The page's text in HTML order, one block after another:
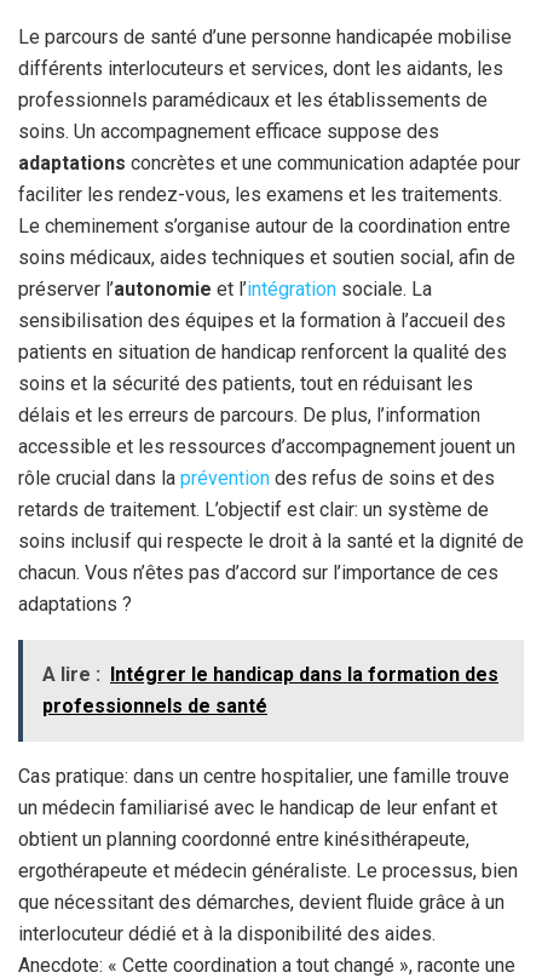
Le parcours de santé d’une personne handicapée mobilise
différents interlocuteurs et services, dont les aidants, les
professionnels paramédicaux et les établissements de
soins. Un accompagnement efficace suppose des
adaptations concrètes et une communication adaptée pour
faciliter les rendez-vous, les examens et les traitements.
Le cheminement s’organise autour de la coordination entre
soins médicaux, aides techniques et soutien social, afin de
préserver l’autonomie et l’intégration sociale. La
sensibilisation des équipes et la formation à l’accueil des
patients en situation de handicap renforcent la qualité des
soins et la sécurité des patients, tout en réduisant les
délais et les erreurs de parcours. De plus, l’information
accessible et les ressources d’accompagnement jouent un
rôle crucial dans la prévention des refus de soins et des
retards de traitement. L’objectif est clair: un système de
soins inclusif qui respecte le droit à la santé et la dignité de
chacun. Vous n’êtes pas d’accord sur l’importance de ces
adaptations ?
A lire : Intégrer le handicap dans la formation des
professionnels de santé
Cas pratique: dans un centre hospitalier, une famille trouve
un médecin familiarisé avec le handicap de leur enfant et
obtient un planning coordonné entre kinésithérapeute,
ergothérapeute et médecin généraliste. Le processus, bien
que nécessitant des démarches, devient fluide grâce à un
interlocuteur dédié et à la disponibilité des aides.
Anecdote: « Cette coordination a tout changé », raconte une